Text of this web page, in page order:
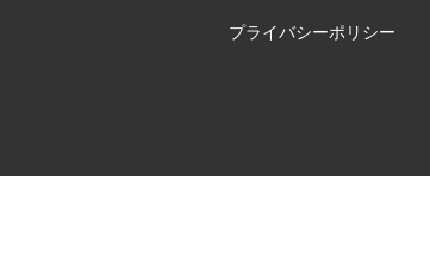
プライバシーポリシー